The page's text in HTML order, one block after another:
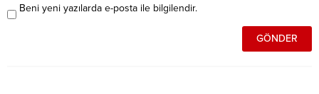
Beni yeni yazılarda e-posta ile bilgilendir.